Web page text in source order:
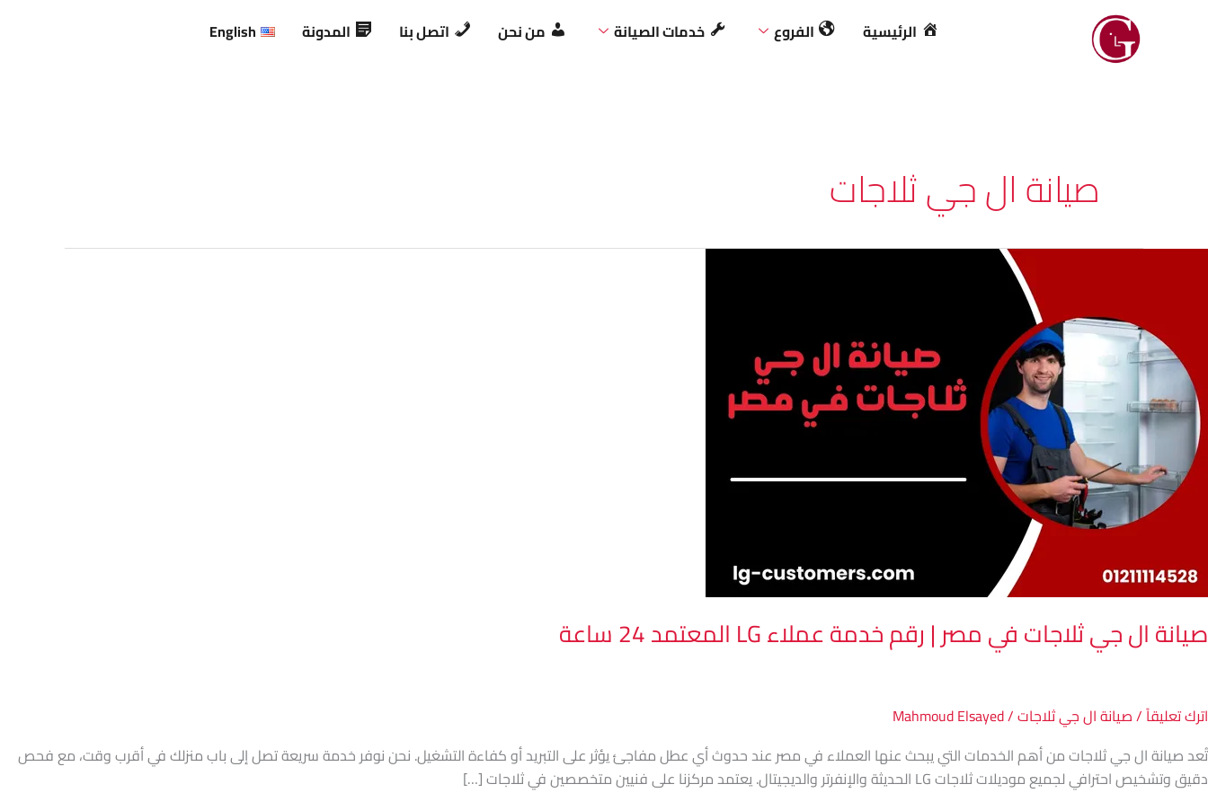
الرئيسية الفروع خدمات الصيانة من نحن اتصل بنا المدونة English
صيانة ال جي ثلاجات
صيانة ال جي ثلاجات في مصر | رقم خدمة عملاء LG المعتمد 24 ساعة
اترك تعليقاً/صيانة ال جي ثلاجات/
Mahmoud Elsayed
تُعد صيانة ال جي ثلاجات من أهم الخدمات التي يبحث عنها العملاء في مصر عند حدوث أي عطل مفاجئ يؤثر على التبريد أو كفاءة التشغيل. نحن نوفر خدمة سريعة تصل إلى باب منزلك في أقرب وقت، مع فحص
دقيق وتشخيص احترافي لجميع موديلات ثلاجات LG الحديثة والإنفرتر والديجيتال. يعتمد مركزنا على فنيين متخصصين في ثلاجات […]
مصر
رقم
خدمة
عملاء
المعتمد
ساعة